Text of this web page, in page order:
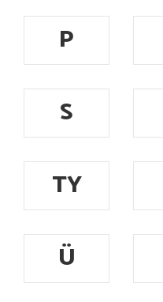
P
S
TY
Ü